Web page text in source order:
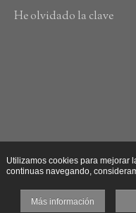
He olvidado la clave
Utilizamos cookies para mejorar
continuas navegando,
Más información